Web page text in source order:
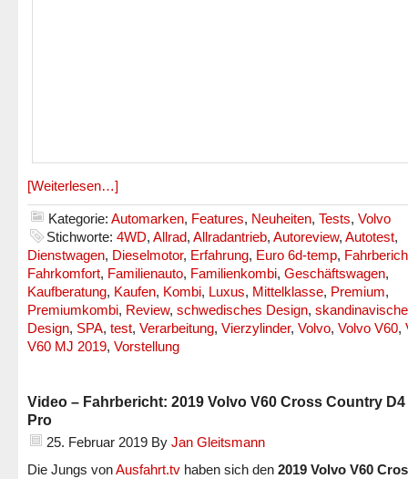
[Weiterlesen…]
Kategorie: Automarken, Features, Neuheiten, Tests, Volvo
Stichworte: 4WD, Allrad, Allradantrieb, Autoreview, Autotest,
Dienstwagen, Dieselmotor, Erfahrung, Euro 6d-temp,
Fahrkomfort, Familienauto, Familienkombi, Geschäftswagen,
Kaufberatung, Kaufen, Kombi, Luxus, Mittelklasse, Premium,
Premiumkombi, Review, schwedisches Design,
Design, SPA, test, Verarbeitung, Vierzylinder, Volvo, Volvo V60,
V60 MJ 2019, Vorstellung
Video – Fahrbericht: 2019 Volvo V60 Cross Country D4
Pro
25. Februar 2019 By Jan Gleitsmann
Die Jungs vonAusfahrt.tv haben sich den 2019 Volvo V60